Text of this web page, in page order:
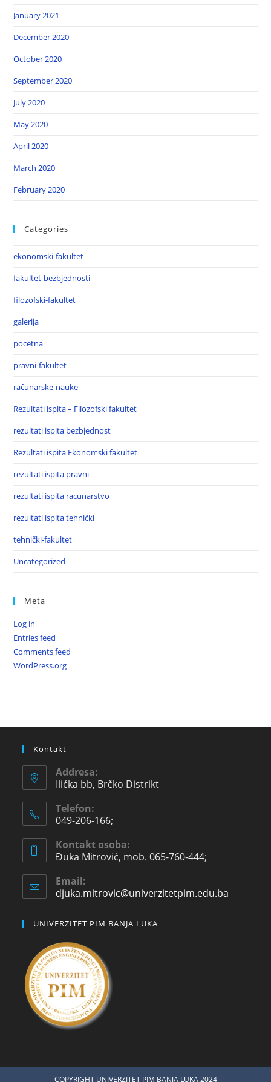
January 2021
December 2020
October 2020
September 2020
July 2020
May 2020
April 2020
March 2020
February 2020
Categories
ekonomski-fakultet
fakultet-bezbjednosti
filozofski-fakultet
galerija
pocetna
pravni-fakultet
računarske-nauke
Rezultati ispita – Filozofski fakultet
rezultati ispita bezbjednost
Rezultati ispita Ekonomski fakultet
rezultati ispita pravni
rezultati ispita racunarstvo
rezultati ispita tehnički
tehnički-fakultet
Uncategorized
Meta
Log in
Entries feed
Comments feed
WordPress.org
Kontakt
Addresa:
Ilićka bb, Brčko Distrikt
Telefon:
049-206-166;
Kontakt osoba:
Đuka Mitrović, mob. 065-760-444;
Email:
djuka.mitrovic@univerzitetpim.edu.ba
UNIVERZITET PIM BANJA LUKA
COPYRIGHT UNIVERZITET PIM BANJA LUKA 2024